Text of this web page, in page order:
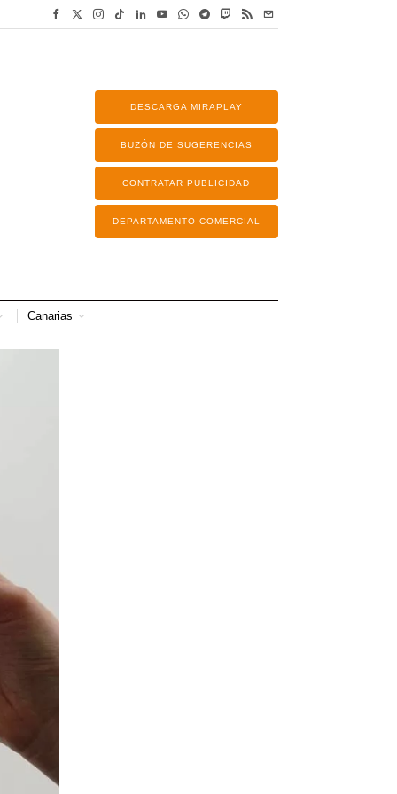
DESCARGA MIRAPLAY
BUZÓN DE SUGERENCIAS
CONTRATAR PUBLICIDAD
DEPARTAMENTO COMERCIAL
Canarias